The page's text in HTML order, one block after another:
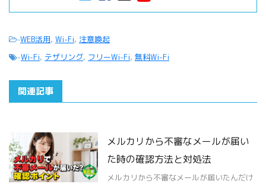
-WEB活用, Wi-Fi, 注意喚起
-Wi-Fi, テザリング, フリーWi-Fi, 無料Wi-Fi
関連記事
メルカリから不審なメールが届い
た時の確認方法と対処法
メルカリから不審なメールが届いたんだけ